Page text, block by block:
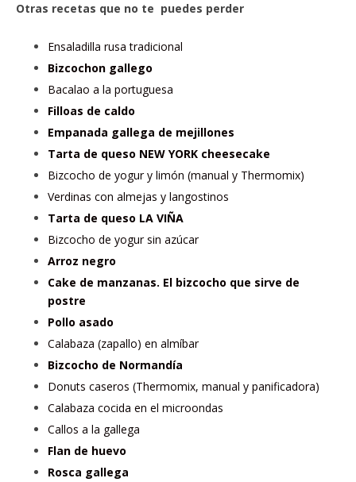
Otras recetas que no te puedes perder
Ensaladilla rusa tradicional
Bizcochon gallego
Bacalao a la portuguesa
Filloas de caldo
Empanada gallega de mejillones
Tarta de queso NEW YORK cheesecake
Bizcocho de yogur y limón (manual y Thermomix)
Verdinas con almejas y langostinos
Tarta de queso LA VIÑA
Bizcocho de yogur sin azúcar
Arroz negro
Cake de manzanas. El bizcocho que sirve de
postre
Pollo asado
Calabaza (zapallo) en almíbar
Bizcocho de Normandía
Donuts caseros (Thermomix, manual y panificadora)
Calabaza cocida en el microondas
Callos a la gallega
Flan de huevo
Rosca gallega